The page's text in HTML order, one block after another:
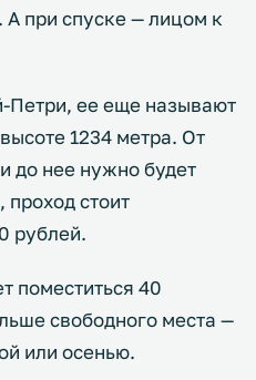
при спуске — лицом к
Петри, ее еще называют
1234 метра. От
до нее нужно будет
стоит
рублей.
поместиться 40
свободного места —
или осенью.